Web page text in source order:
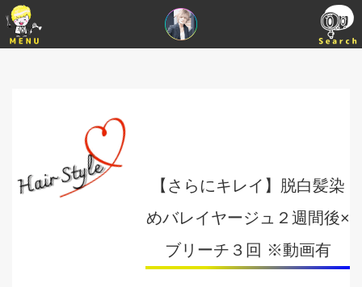
【さらにキレイ】脱白髪染
めバレイヤージュ２週間後×
ブリーチ３回 ※動画有